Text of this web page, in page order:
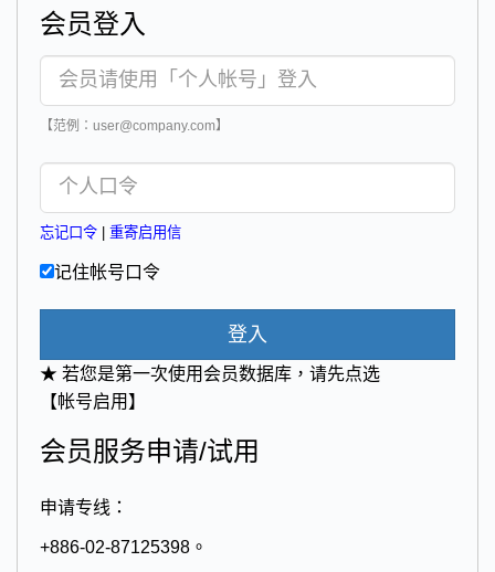
会员登入
【范例：user@company.com】
忘记口令 重寄启用信
记住帐号口令
登入
★ 若您是第一次使用会员数据库，请先点选
【帐号启用】
会员服务申请/试用
申请专线：
+886-02-87125398。